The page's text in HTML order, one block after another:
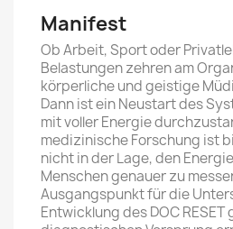
Manifest
Ob Arbeit, Sport oder
Belastungen zehren am
körperliche und geistige
Dann ist ein Neustart des
mit voller Energie
medizinische Forschung ist
nicht in der Lage, den
Menschen genauer zu
Ausgangspunkt für die
Entwicklung des DOC